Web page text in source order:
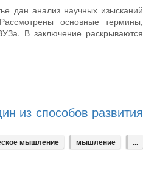
дан анализ научных изысканий
основные термины,
В заключение раскрываются
из способов развития
мышление мышление ...